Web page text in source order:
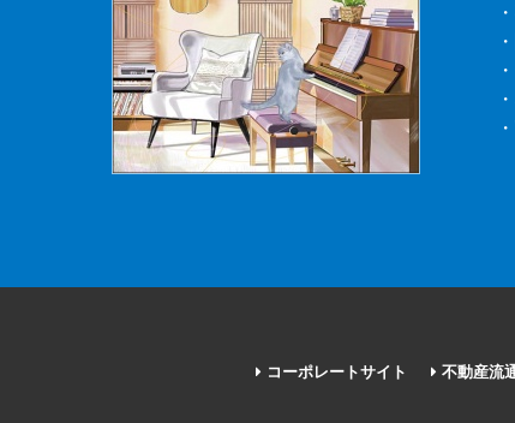
コーポレートサイト
不動産流